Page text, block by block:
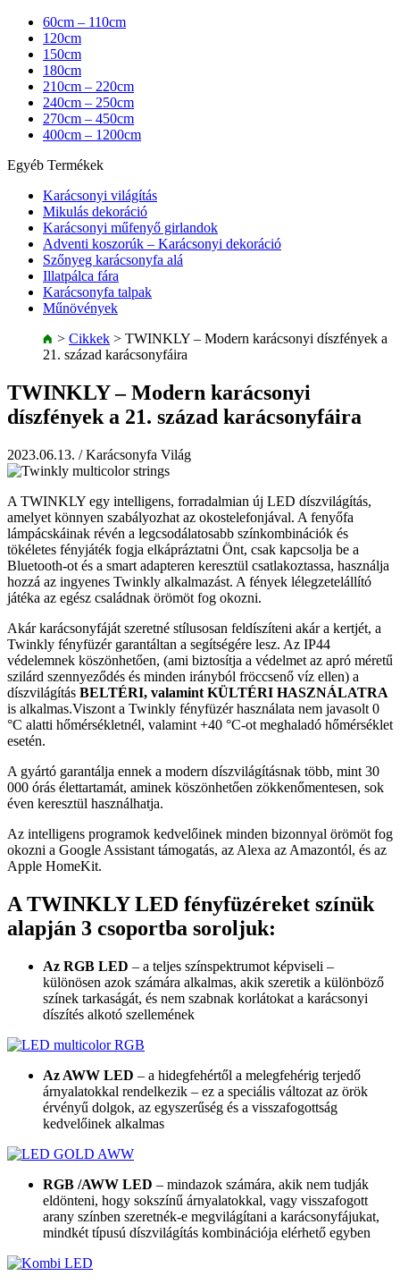
60cm – 110cm
120cm
150cm
180cm
210cm – 220cm
240cm – 250cm
270cm – 450cm
400cm – 1200cm
Egyéb Termékek
Karácsonyi világítás
Mikulás dekoráció
Karácsonyi műfenyő girlandok
Adventi koszorúk – Karácsonyi dekoráció
Szőnyeg karácsonyfa alá
Illatpálca fára
Karácsonyfa talpak
Műnövények
> Cikkek > TWINKLY – Modern karácsonyi díszfények a
21. század karácsonyfáira
TWINKLY – Modern karácsonyi
díszfények a 21. század karácsonyfáira
2023.06.13. / Karácsonyfa Világ
A TWINKLY egy intelligens, forradalmian új LED díszvilágítás,
amelyet könnyen szabályozhat az okostelefonjával. A fenyőfa
lámpácskáinak révén a legcsodálatosabb színkombinációk és
tökéletes fényjáték fogja elkápráztatni Önt, csak kapcsolja be a
Bluetooth-ot és a smart adapteren keresztül csatlakoztassa, használja
hozzá az ingyenes Twinkly alkalmazást. A fények lélegzetelállító
játéka az egész családnak örömöt fog okozni.
Akár karácsonyfáját szeretné stílusosan feldíszíteni akár a kertjét, a
Twinkly fényfüzér garantáltan a segítségére lesz. Az IP44
védelemnek köszönhetően, (ami biztosítja a védelmet az apró méretű
szilárd szennyeződés és minden irányból fröccsenő víz ellen) a
díszvilágítás BELTÉRI, valamint KÜLTÉRI HASZNÁLATRA
is alkalmas.Viszont a Twinkly fényfüzér használata nem javasolt 0
°C alatti hőmérsékletnél, valamint +40 °C-ot meghaladó hőmérséklet
esetén.
A gyártó garantálja ennek a modern díszvilágításnak több, mint 30
000 órás élettartamát, aminek köszönhetően zökkenőmentesen, sok
éven keresztül használhatja.
Az intelligens programok kedvelőinek minden bizonnyal örömöt fog
okozni a Google Assistant támogatás, az Alexa az Amazontól, és az
Apple HomeKit.
A TWINKLY LED fényfüzéreket színük
alapján 3 csoportba soroljuk:
Az RGB LED – a teljes színspektrumot képviseli –
különösen azok számára alkalmas, akik szeretik a különböző
színek tarkaságát, és nem szabnak korlátokat a karácsonyi
díszítés alkotó szellemének
Az AWW LED – a hidegfehértől a melegfehérig terjedő
árnyalatokkal rendelkezik – ez a speciális változat az örök
érvényű dolgok, az egyszerűség és a visszafogottság
kedvelőinek alkalmas
RGB /AWW LED – mindazok számára, akik nem tudják
eldönteni, hogy sokszínű árnyalatokkal, vagy visszafogott
arany színben szeretnék-e megvilágítani a karácsonyfájukat,
mindkét típusú díszvilágítás kombinációja elérhető egyben